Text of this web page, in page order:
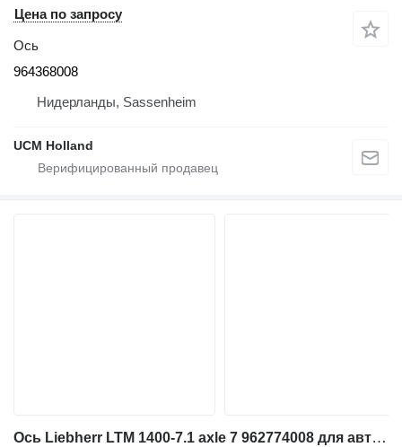
Цена по запросу
Ось
964368008
Нидерланды, Sassenheim
UCM Holland
Ось Liebherr LTM 1400-7.1 axle 7 962774008 для автокрана